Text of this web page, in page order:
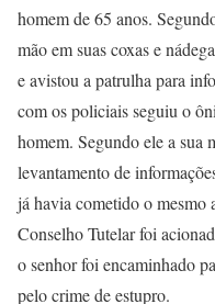
homem de 65 anos.
mão em suas coxas e
e avistou a patrulha para
com os policiais seguiu o
homem. Segundo ele a sua
levantamento de
já havia cometido o mesmo
Conselho Tutelar foi
o senhor foi encaminhado
pelo crime de estupro.